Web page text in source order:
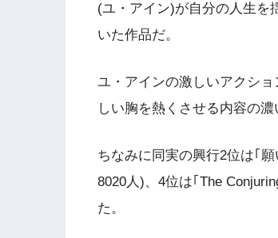
(ユ・アイン)が自分の人生を
いた作品だ。
ユ・アインの激しいアクシ
しい胸を熱くさせる内容の濃
ちなみに同実の興行2位は｢
8020人)、4位は｢The
た。